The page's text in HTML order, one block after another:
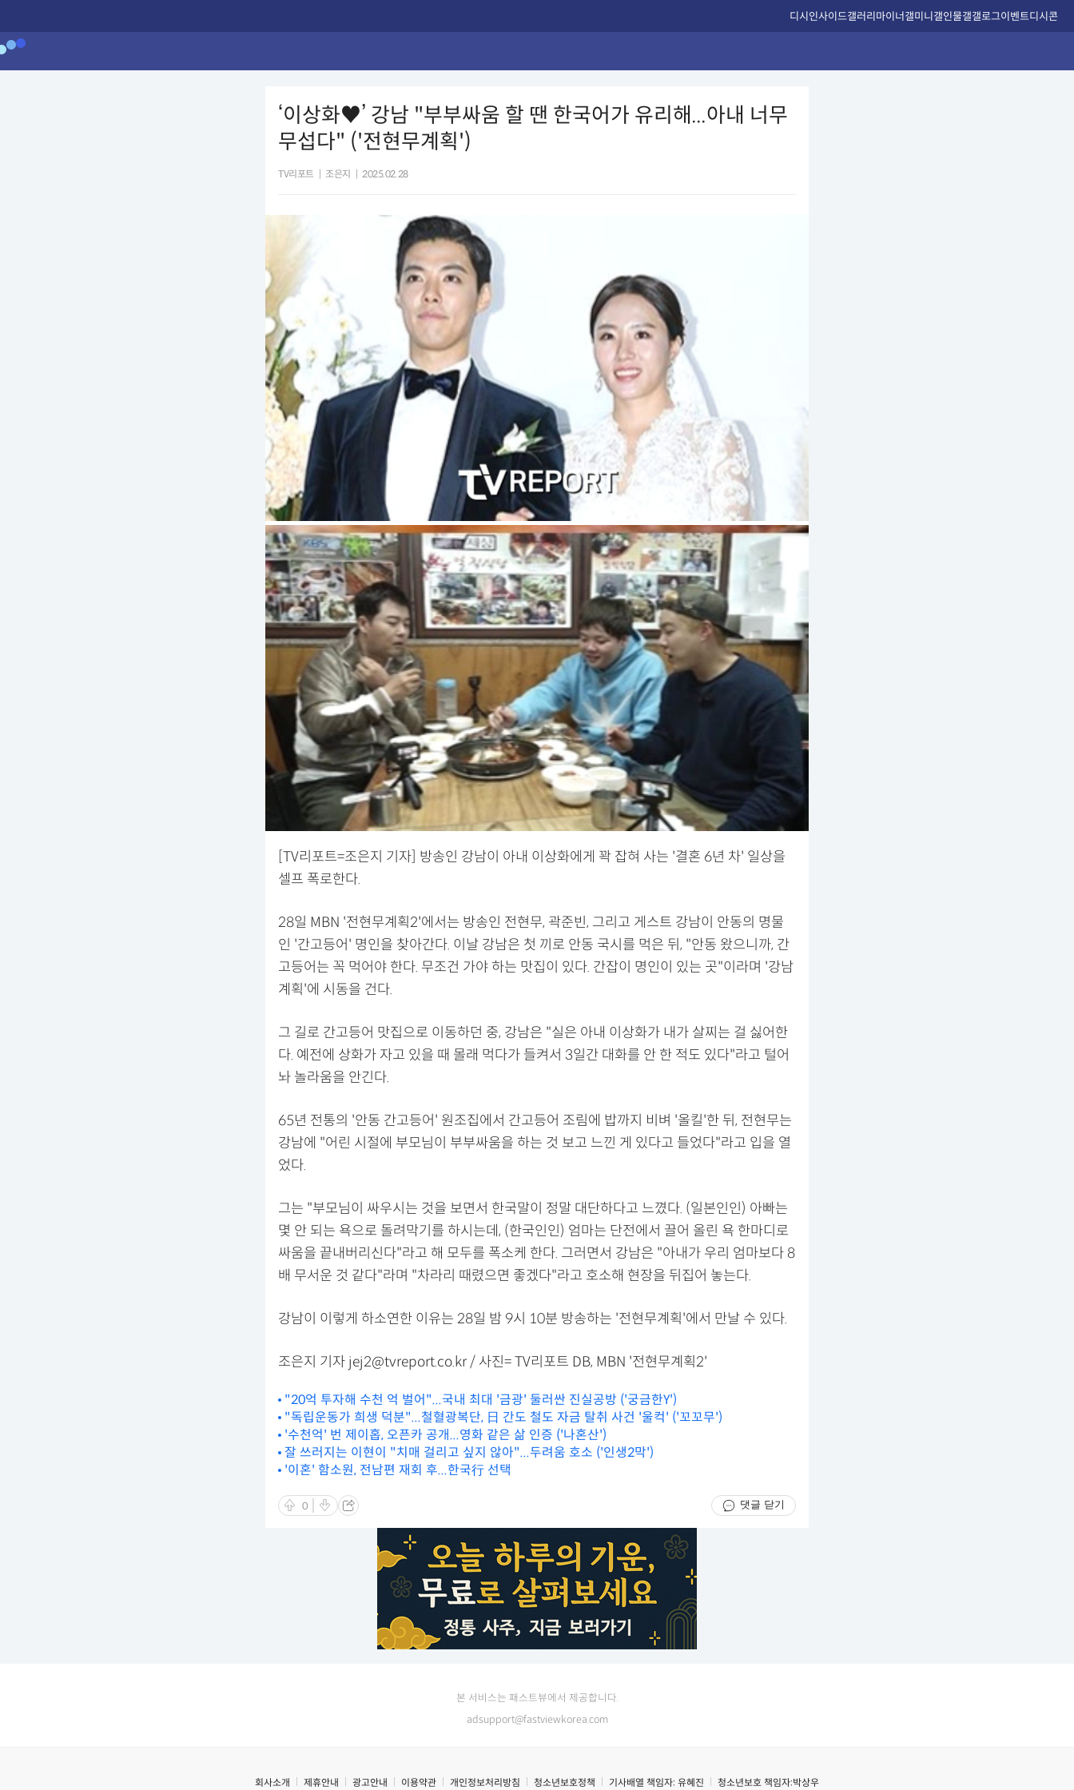
디시인사이드갤러리마이너갤미니갤인물갤갤로그이벤트디시콘
‘이상화♥’ 강남 "부부싸움 할 땐 한국어가 유리해...아내 너무
무섭다" ('전현무계획')
TV리포트 조은지 2025.02.28
[TV리포트=조은지 기자] 방송인 강남이 아내 이상화에게 꽉 잡혀 사는 '결혼 6년 차' 일상을
셀프 폭로한다.
28일 MBN '전현무계획2'에서는 방송인 전현무, 곽준빈, 그리고 게스트 강남이 안동의 명물
인 '간고등어' 명인을 찾아간다. 이날 강남은 첫 끼로 안동 국시를 먹은 뒤, "안동 왔으니까, 간
고등어는 꼭 먹어야 한다. 무조건 가야 하는 맛집이 있다. 간잡이 명인이 있는 곳"이라며 '강남
계획'에 시동을 건다.
그 길로 간고등어 맛집으로 이동하던 중, 강남은 "실은 아내 이상화가 내가 살찌는 걸 싫어한
다. 예전에 상화가 자고 있을 때 몰래 먹다가 들켜서 3일간 대화를 안 한 적도 있다"라고 털어
놔 놀라움을 안긴다.
65년 전통의 '안동 간고등어' 원조집에서 간고등어 조림에 밥까지 비벼 '올킬'한 뒤, 전현무는
강남에 "어린 시절에 부모님이 부부싸움을 하는 것 보고 느낀 게 있다고 들었다"라고 입을 열
었다.
그는 "부모님이 싸우시는 것을 보면서 한국말이 정말 대단하다고 느꼈다. (일본인인) 아빠는
몇 안 되는 욕으로 돌려막기를 하시는데, (한국인인) 엄마는 단전에서 끌어 올린 욕 한마디로
싸움을 끝내버리신다"라고 해 모두를 폭소케 한다. 그러면서 강남은 "아내가 우리 엄마보다 8
배 무서운 것 같다"라며 "차라리 때렸으면 좋겠다"라고 호소해 현장을 뒤집어 놓는다.
강남이 이렇게 하소연한 이유는 28일 밤 9시 10분 방송하는 '전현무계획'에서 만날 수 있다.
조은지 기자 jej2@tvreport.co.kr / 사진= TV리포트 DB, MBN '전현무계획2'
"20억 투자해 수천 억 벌어"...국내 최대 '금광' 둘러싼 진실공방 ('궁금한Y')
"독립운동가 희생 덕분"...철혈광복단, 日 간도 철도 자금 탈취 사건 '울컥' ('꼬꼬무')
'수천억' 번 제이홉, 오픈카 공개...영화 같은 삶 인증 ('나혼산')
잘 쓰러지는 이현이 "치매 걸리고 싶지 않아"...두려움 호소 ('인생2막')
'이혼' 함소원, 전남편 재회 후...한국行 선택
0 댓글 닫기
본 서비스는 패스트뷰에서 제공합니다.
adsupport@fastviewkorea.com
회사소개 제휴안내 광고안내 이용약관 개인정보처리방침 청소년보호정책 기사배열 책임자: 유혜진 청소년보호 책임자:박상우